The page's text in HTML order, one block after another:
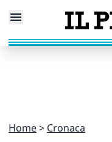
Home Cronaca